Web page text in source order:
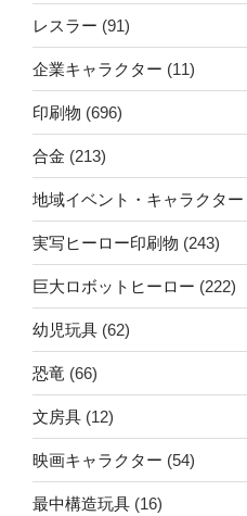
レスラー (91)
企業キャラクター (11)
印刷物 (696)
合金 (213)
地域イベント・キャラクター
実写ヒーロー印刷物 (243)
巨大ロボットヒーロー (222)
幼児玩具 (62)
恐竜 (66)
文房具 (12)
映画キャラクター (54)
最中構造玩具 (16)